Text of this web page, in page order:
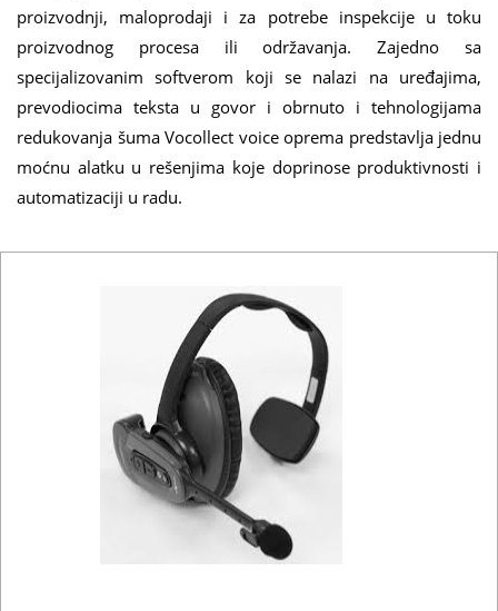
proizvodnji, maloprodaji i za potrebe inspekcije u toku
proizvodnog procesa ili održavanja. Zajedno sa
specijalizovanim softverom koji se nalazi na uređajima,
prevodiocima teksta u govor i obrnuto i tehnologijama
redukovanja šuma Vocollect voice oprema predstavlja jednu
moćnu alatku u rešenjima koje doprinose produktivnosti i
automatizaciji u radu.